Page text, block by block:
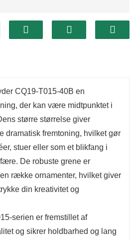
præsenterer en dejlig trio af
til din juledekoration. Med
rum som bordplader
Dets frodige grønne grene
et ideelt lærred til
så du kan skabe en
i enhver krog i dit
30 cm høj og kan bruges til
og større arrangementer.
giver rigelig plads til
festlige dekorationer. Træet er
CQ19-T015-40B en
der kan være midtpunktet i
større størrelse giver
dramatisk fremtoning, hvilket gør
stuer eller som et blikfang i
De robuste grene er
række ornamenter, hvilket giver
din kreativitet og
serien er fremstillet af
og sikrer holdbarhed og lang